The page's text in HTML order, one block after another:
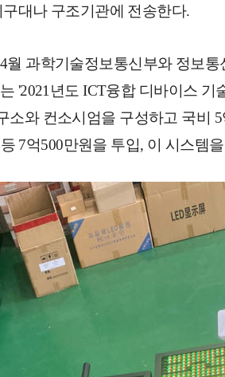
대나 구조기관에 전송한다.
월 과학기술정보통신부와 정보통
'2021년도 ICT융합 디바이스 기
소와 컨소시엄을 구성하고 국비 5
7억500만원을 투입, 이 시스템